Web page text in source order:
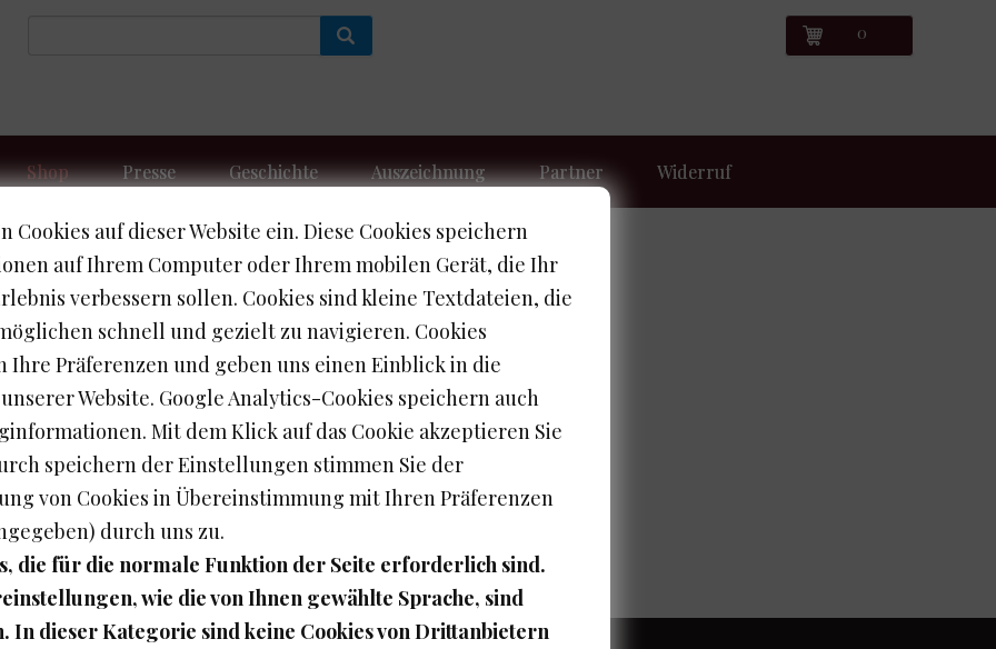
0
Shop Presse Geschichte Auszeichnung Partner Widerruf
25 % vol.
Artikel ist nicht verfügbar.
Cookies auf dieser Website ein. Diese Cookies speichern
auf Ihrem Computer oder Ihrem mobilen Gerät, die Ihr
verbessern sollen. Cookies sind kleine Textdateien, die
schnell und gezielt zu navigieren. Cookies
Ihre Präferenzen und geben uns einen Einblick in die
Website. Google Analytics-Cookies speichern auch
Mit dem Klick auf das Cookie akzeptieren Sie
speichern der Einstellungen stimmen Sie der
von Cookies in Übereinstimmung mit Ihren Präferenzen
durch uns zu.
die für die normale Funktion der Seite erforderlich sind.
wie die von Ihnen gewählte Sprache, sind
In dieser Kategorie sind keine Cookies von Drittanbietern